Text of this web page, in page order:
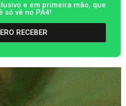
e em primeira mão, que
só vê no PA4!
RECEBER